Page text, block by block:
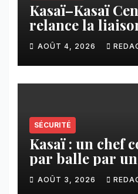
Kasaï–Kasaï
relance la
Tshiamu pour
échanges
AOÛT 4, 2026
SÉCURITÉ
Kasaï : un chef
par balle par
Kamuesha, la
AOÛT 3, 2026